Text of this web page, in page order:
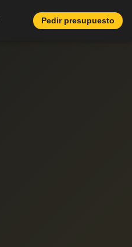
Pedir presupuesto